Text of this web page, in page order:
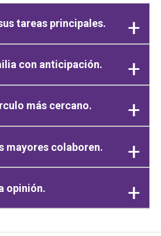
tareas principales.
con anticipación.
más cercano.
mayores colaboren.
opinión.